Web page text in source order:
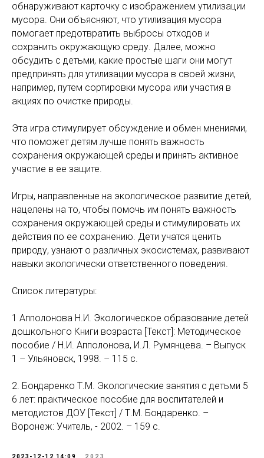
обнаруживают карточку с изображением утилизации
мусора. Они объясняют, что утилизация мусора
помогает предотвратить выбросы отходов и
сохранить окружающую среду. Далее, можно
обсудить с детьми, какие простые шаги они могут
предпринять для утилизации мусора в своей жизни,
например, путем сортировки мусора или участия в
акциях по очистке природы.
Эта игра стимулирует обсуждение и обмен мнениями,
что поможет детям лучше понять важность
сохранения окружающей среды и принять активное
участие в ее защите.
Игры, направленные на экологическое развитие детей,
нацелены на то, чтобы помочь им понять важность
сохранения окружающей среды и стимулировать их
действия по ее сохранению. Дети учатся ценить
природу, узнают о различных экосистемах, развивают
навыки экологически ответственного поведения.
Список литературы:
1 Апполонова Н.И. Экологическое образование детей
дошкольного Книги возраста [Текст]: Методическое
пособие / Н.И. Апполонова, И.Л. Румянцева. – Выпуск
1 – Ульяновск, 1998. – 115 с.
2. Бондаренко Т.М. Экологические занятия с детьми 5
6 лет: практическое пособие для воспитателей и
методистов ДОУ [Текст] / Т.М. Бондаренко. –
Воронеж: Учитель, - 2002. – 159 с.
2023-12-12 14:09 2023